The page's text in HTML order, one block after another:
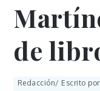
de
Redacción/ Escrito por